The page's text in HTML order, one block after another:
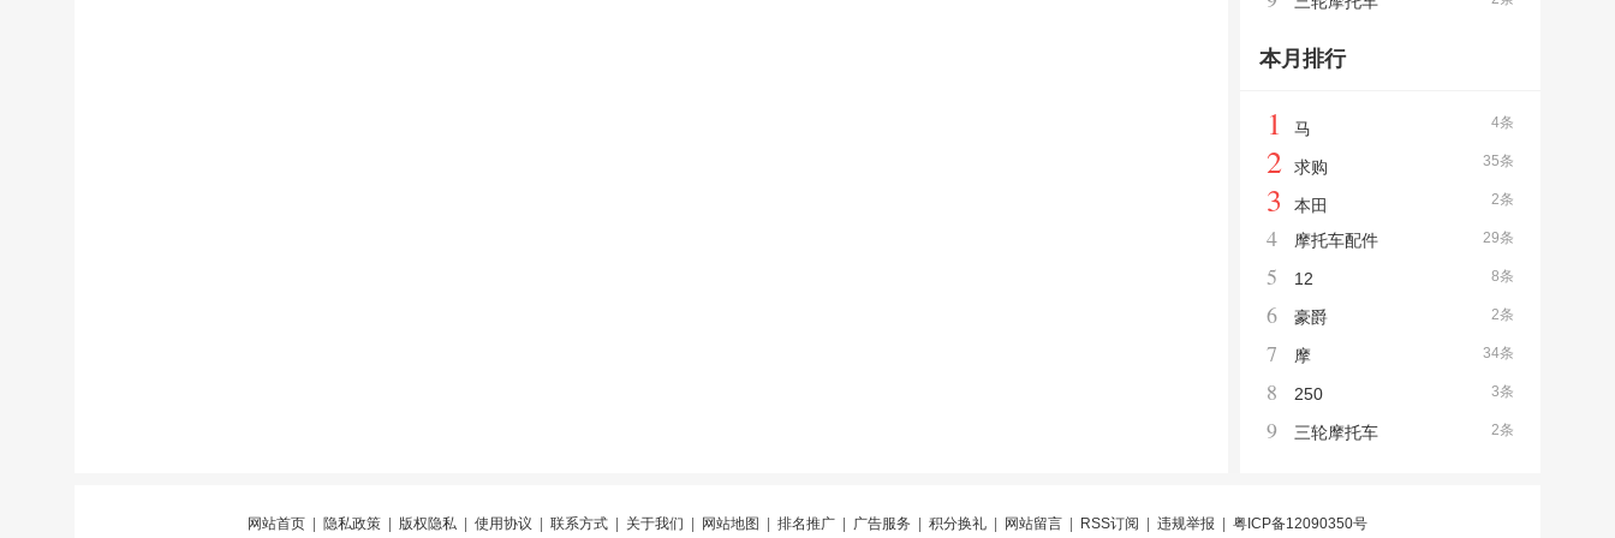
本月排行
4条
1 马
35条
2 求购
2条
3 本田
29条
4 摩托车配件
8条
5 12
2条
6 豪爵
34条
7 摩
3条
8 250
2条
9 三轮摩托车
网站首页 隐私政策 版权隐私 使用协议 联系方式 关于我们 网站地图 排名推广 广告服务 积分换礼 网站留言 RSS订阅 违规举报 粤ICP备12090350号